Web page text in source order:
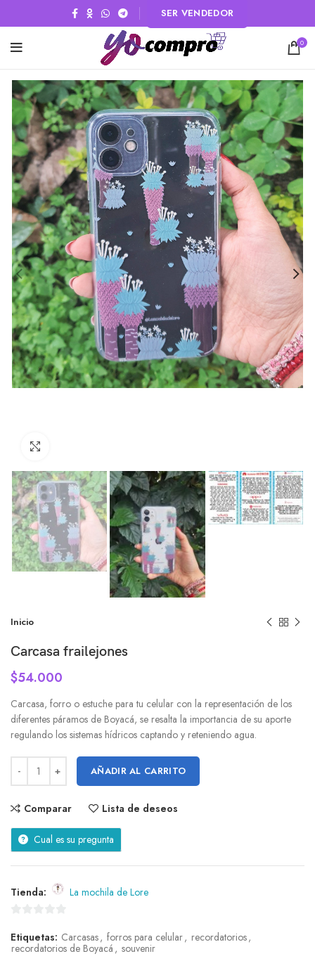
SER VENDEDOR
0
Inicio
Carcasa frailejones
$54.000
Carcasa, forro o estuche para tu celular con la representación de los
diferentes páramos de Boyacá, se resalta la importancia de su aporte
regulando los sistemas hídricos captando y reteniendo agua.
AÑADIR AL CARRITO
Comparar Lista de deseos
Cual es su pregunta
Tienda: La mochila de Lore
de
5
Etiquetas: Carcasas, forros para celular, recordatorios,
recordatorios de Boyacá , souvenir